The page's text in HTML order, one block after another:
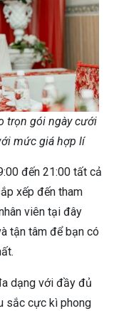
trọn gói ngày cưới
mức giá hợp lí
đến 21:00 tất cả
xếp đến tham
viên tại đây
tận tâm để bạn có
dạng với đầy đủ
sắc cực kì phong